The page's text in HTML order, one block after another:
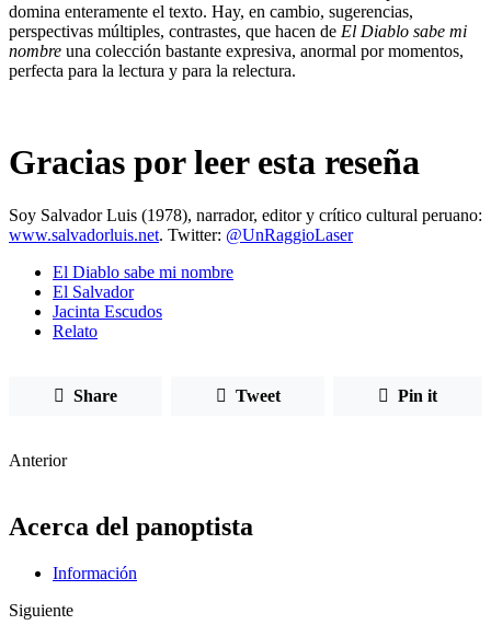
domina enteramente el texto. Hay, en cambio, sugerencias,
perspectivas múltiples, contrastes, que hacen de El Diablo sabe mi
nombre una colección bastante expresiva, anormal por momentos,
perfecta para la lectura y para la relectura.
Gracias por leer esta reseña
Soy Salvador Luis (1978), narrador, editor y crítico cultural peruano:
www.salvadorluis.net. Twitter: @UnRaggioLaser
El Diablo sabe mi nombre
El Salvador
Jacinta Escudos
Relato
Share Tweet Pin it
Anterior
Acerca del panoptista
Información
Siguiente